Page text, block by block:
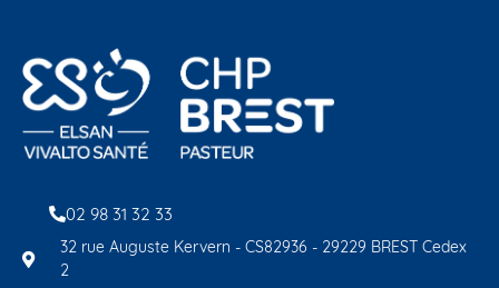
02 98 31 32 33
32 rue Auguste Kervern - CS82936 - 29229 BREST Cedex
2